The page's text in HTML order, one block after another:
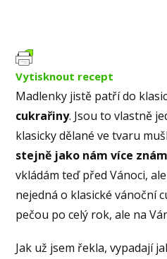
Vytisknout recept
Madlenky jistě patří do
cukrařiny. Jsou to vlastně
klasicky dělané ve tvaru
stejně jako nám více
vkládám teď před Vánoci,
nejedná o klasické vánoční
pečou po celý rok, ale na
Jak už jsem řekla, vypadají